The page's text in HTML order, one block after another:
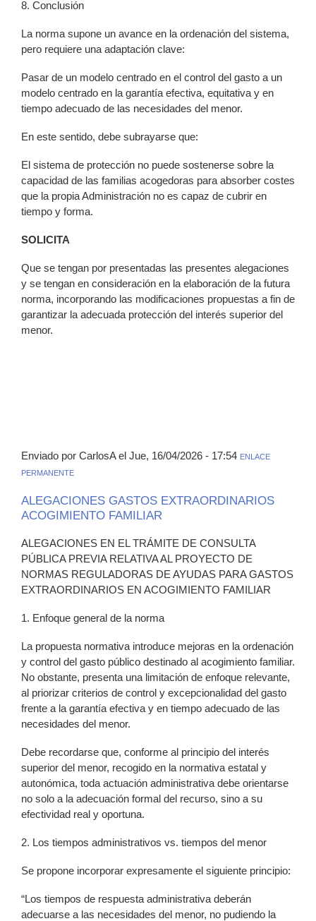
8. Conclusión
La norma supone un avance en la ordenación del sistema,
pero requiere una adaptación clave:
Pasar de un modelo centrado en el control del gasto a un
modelo centrado en la garantía efectiva, equitativa y en
tiempo adecuado de las necesidades del menor.
En este sentido, debe subrayarse que:
El sistema de protección no puede sostenerse sobre la
capacidad de las familias acogedoras para absorber costes
que la propia Administración no es capaz de cubrir en
tiempo y forma.
SOLICITA
Que se tengan por presentadas las presentes alegaciones
y se tengan en consideración en la elaboración de la futura
norma, incorporando las modificaciones propuestas a fin de
garantizar la adecuada protección del interés superior del
menor.
Enviado por CarlosA el Jue, 16/04/2026 - 17:54 ENLACE
PERMANENTE
ALEGACIONES GASTOS EXTRAORDINARIOS
ACOGIMIENTO FAMILIAR
ALEGACIONES EN EL TRÁMITE DE CONSULTA
PÚBLICA PREVIA RELATIVA AL PROYECTO DE
NORMAS REGULADORAS DE AYUDAS PARA GASTOS
EXTRAORDINARIOS EN ACOGIMIENTO FAMILIAR
1. Enfoque general de la norma
La propuesta normativa introduce mejoras en la ordenación
y control del gasto público destinado al acogimiento familiar.
No obstante, presenta una limitación de enfoque relevante,
al priorizar criterios de control y excepcionalidad del gasto
frente a la garantía efectiva y en tiempo adecuado de las
necesidades del menor.
Debe recordarse que, conforme al principio del interés
superior del menor, recogido en la normativa estatal y
autonómica, toda actuación administrativa debe orientarse
no solo a la adecuación formal del recurso, sino a su
efectividad real y oportuna.
2. Los tiempos administrativos vs. tiempos del menor
Se propone incorporar expresamente el siguiente principio:
“Los tiempos de respuesta administrativa deberán
adecuarse a las necesidades del menor, no pudiendo la